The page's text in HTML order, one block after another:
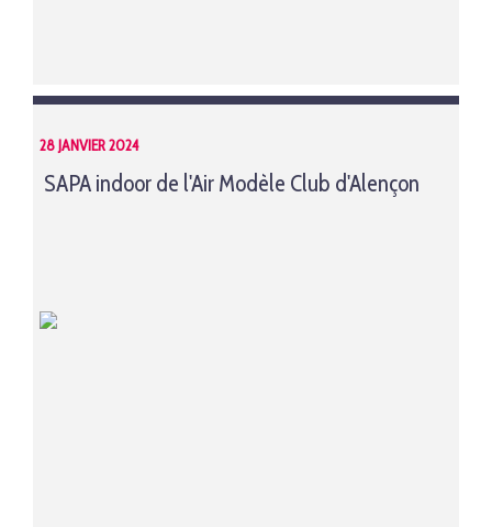
28 JANVIER 2024
SAPA indoor de l'Air Modèle Club d'Alençon